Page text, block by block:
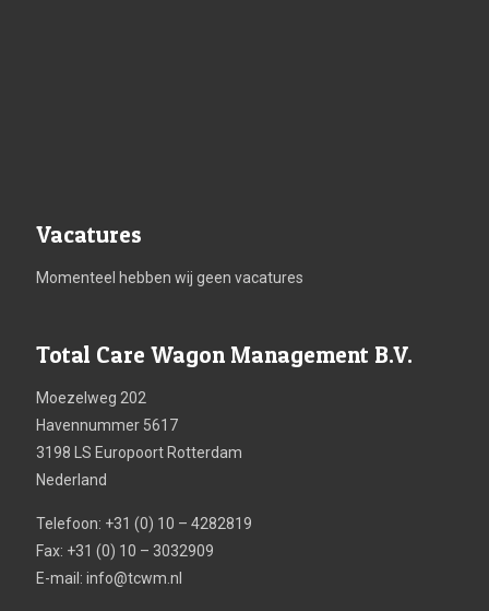
Vacatures
Momenteel hebben wij geen vacatures
Total Care Wagon Management B.V.
Moezelweg 202
Havennummer 5617
3198 LS Europoort Rotterdam
Nederland
Telefoon: +31 (0) 10 – 4282819
Fax: +31 (0) 10 – 3032909
E-mail: info@tcwm.nl